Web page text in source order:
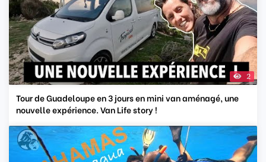
2
Tour de Guadeloupe en 3 jours en mini van aménagé, une
nouvelle expérience. Van Life story !